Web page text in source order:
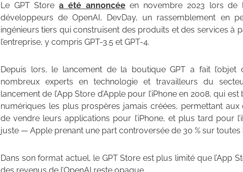
Le GPT Storea été annoncéeen novembre 2023 lors de
développeurs de OpenAI, DevDay, un rassemblement en
ingénieurs tiers qui construisent des produits et des services à
l’entreprise, y compris GPT-3.5 et GPT-4.
Depuis lors, le lancement de la boutique GPT a fait l’objet
nombreux experts en technologie et travailleurs du
lancement de l’App Store d’Apple pour l’iPhone en 2008, qui
numériques les plus prospères jamais créées, permettant aux
de vendre leurs applications pour l’iPhone, et plus tard pour
juste — Apple prenant une part controversée de 30 % sur toutes
Dans son format actuel, le GPT Store est plus limité que l’App